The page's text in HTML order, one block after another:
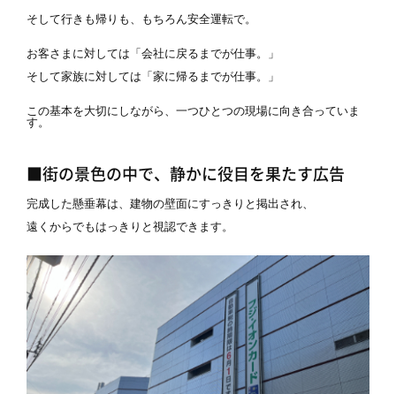
そして行きも帰りも、もちろん安全運転で。
お客さまに対しては 「会社に戻るまでが仕事。」
そして家族に対しては 「家に帰るまでが仕事。」
この基本を大切にしながら、一つひとつの現場に向き合っていま
す。
■街の景色の中で、静かに役目を果たす広告
完成した懸垂幕は、建物の壁面にすっきりと掲出され、
遠くからでもはっきりと視認できます。